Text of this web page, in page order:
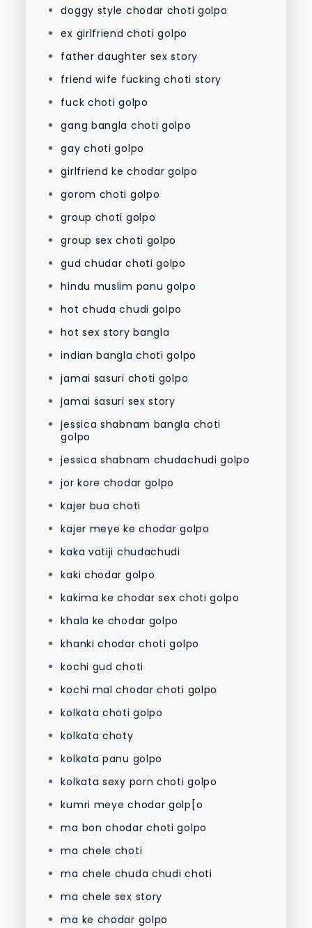
doggy style chodar choti golpo
ex girlfriend choti golpo
father daughter sex story
friend wife fucking choti story
fuck choti golpo
gang bangla choti golpo
gay choti golpo
girlfriend ke chodar golpo
gorom choti golpo
group choti golpo
group sex choti golpo
gud chudar choti golpo
hindu muslim panu golpo
hot chuda chudi golpo
hot sex story bangla
indian bangla choti golpo
jamai sasuri choti golpo
jamai sasuri sex story
jessica shabnam bangla choti
golpo
jessica shabnam chudachudi golpo
jor kore chodar golpo
kajer bua choti
kajer meye ke chodar golpo
kaka vatiji chudachudi
kaki chodar golpo
kakima ke chodar sex choti golpo
khala ke chodar golpo
khanki chodar choti golpo
kochi gud choti
kochi mal chodar choti golpo
kolkata choti golpo
kolkata choty
kolkata panu golpo
kolkata sexy porn choti golpo
kumri meye chodar golp[o
ma bon chodar choti golpo
ma chele choti
ma chele chuda chudi choti
ma chele sex story
ma ke chodar golpo